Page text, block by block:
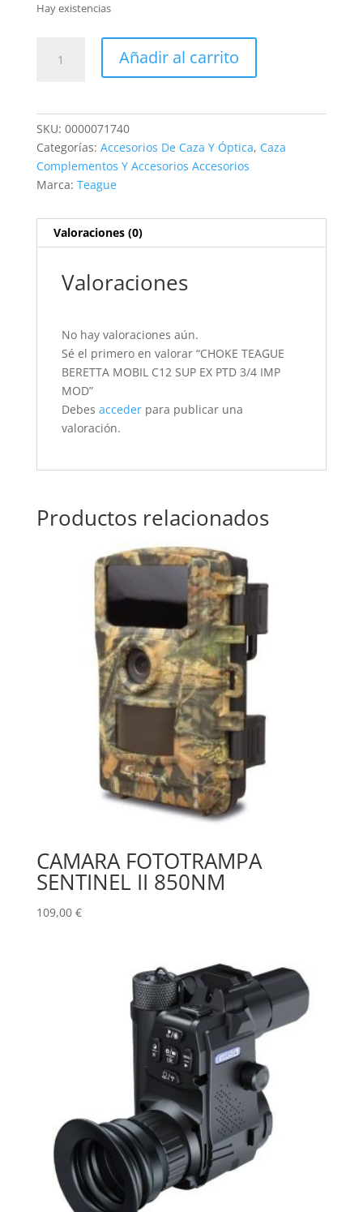
Hay existencias
TEAGUE
MOD
cantidad
Añadir al carrito
SKU: 0000071740
Categorías: Accesorios De Caza Y Óptica, Caza
Complementos Y Accesorios Accesorios
Marca: Teague
Valoraciones (0)
Valoraciones
No hay valoraciones aún.
Sé el primero en valorar “CHOKE TEAGUE
BERETTA MOBIL C12 SUP EX PTD 3/4 IMP
MOD”
Debes accederpara publicar una
valoración.
Productos relacionados
CAMARA FOTOTRAMPA
SENTINEL II 850NM
109,00 €